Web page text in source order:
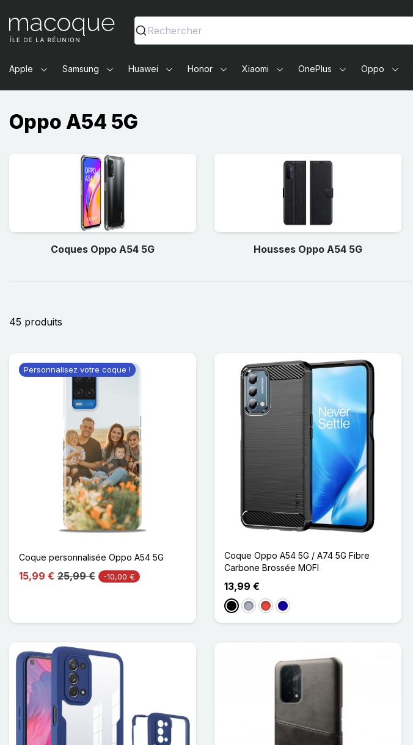
Ma Coque - Coques et Accessoires pour smartphones et tablettes
Rechercher
Apple Samsung Huawei Honor Xiaomi OnePlus Oppo
Oppo A54 5G
Coques Oppo A54 5G Housses Oppo A54 5G
45 produits
Coque personnalisée Oppo A54 5G
15,99 € 25,99 € -10,00 €
Personnalisez votre coque !
Coque Oppo A54 5G / A74 5G Fibre
Carbone Brossée MOFI
13,99 €
NoirGris RougeBleu Foncé